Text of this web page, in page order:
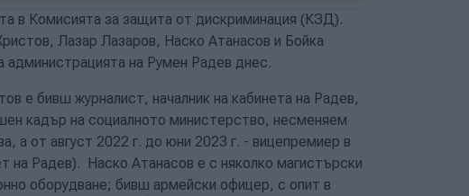
в Комисията за защита от дискриминация (КЗД).
Лазар Лазаров, Наско Атанасов и Бойка
на Румен Радев днес.
е бивш журналист, началник на кабинета на Радев,
кадър на социалното министерство, несменяем
а от август 2022 г. до юни 2023 г. - вицепремиер в
на Радев). Наско Атанасов е с няколко магистърски
оборудване; бивш армейски офицер, с опит в